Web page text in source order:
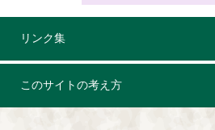
リンク集
このサイトの考え方